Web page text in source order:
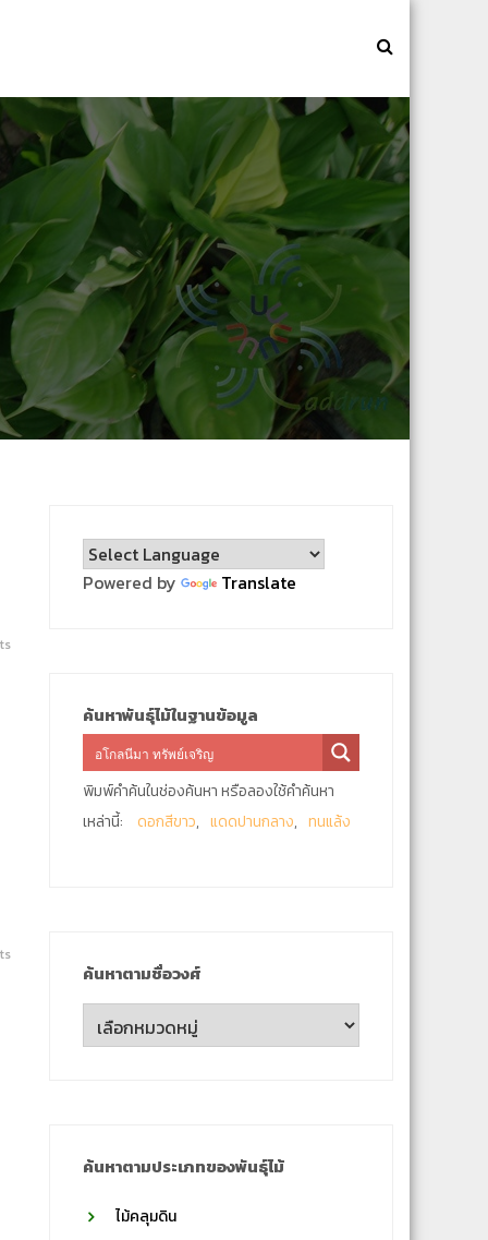
Powered by Translate
ค้นหาพันธุ์ไม้ในฐานข้อมูล
พิมพ์คำค้นในช่องค้นหา หรือลองใช้คำค้นหา
เหล่านี้:
ดอกสีขาว แดดปานกลาง ทนแล้ง
ค้นหาตามชื่อวงศ์
ค้นหา
ตาม
ค้นหาตามประเภทของพันธุ์ไม้
ไม้คลุมดิน